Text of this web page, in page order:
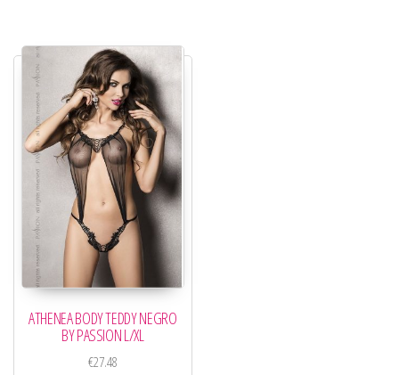
ATHENEA BODY TEDDY NEGRO
BY PASSION L/XL
€27.48